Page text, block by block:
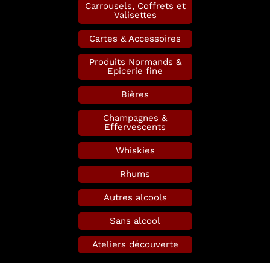
Carrousels, Coffrets et
Valisettes
Cartes & Accessoires
Produits Normands &
Epicerie fine
Bières
Champagnes &
Effervescents
Whiskies
Rhums
Autres alcools
Sans alcool
Ateliers découverte